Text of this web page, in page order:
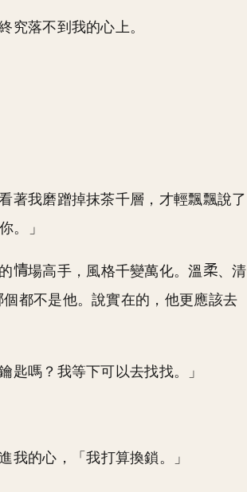
究落不到我的心上。
著我磨蹭掉抹茶千層，才輕飄飄說了
。」
場高手，風格千變萬化。溫
、清
都不是他。說實在的，他更應該去
匙嗎？我等下可以去找找。」
我的心，「我打算換鎖。」